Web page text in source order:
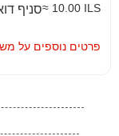
סניף≈ 10.00 ILS
פרטים נוספים על